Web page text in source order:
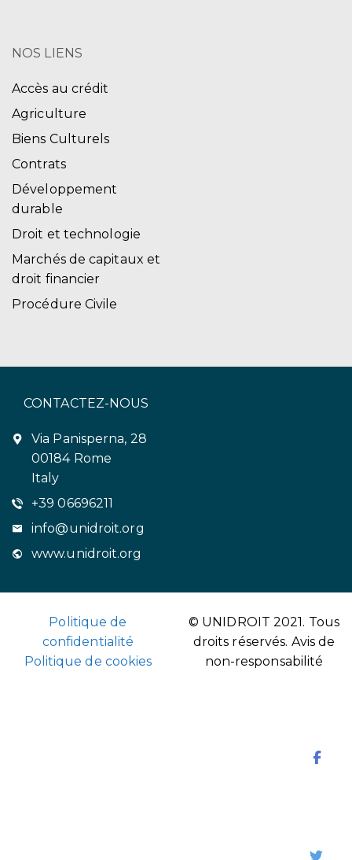
NOS LIENS
Accès au crédit
Agriculture
Biens Culturels
Contrats
Développement
durable
Droit et technologie
Marchés de capitaux et
droit financier
Procédure Civile
CONTACTEZ-NOUS
Via Panisperna, 28
00184 Rome
Italy
+39 06696211
info@unidroit.org
www.unidroit.org
Politique de
confidentialité
Politique de cookies
© UNIDROIT 2021. Tous
droits réservés. Avis de
non-responsabilité